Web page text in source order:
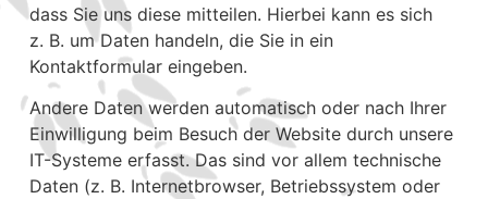
dass Sie uns diese mitteilen. Hierbei kann es sich
z. B. um Daten handeln, die Sie in ein
Kontaktformular eingeben.
Andere Daten werden automatisch oder nach Ihrer
Einwilligung beim Besuch der Website durch unsere
IT-Systeme erfasst. Das sind vor allem technische
Daten (z. B. Internetbrowser, Betriebssystem oder